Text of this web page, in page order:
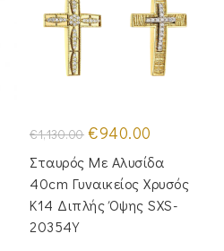
€1,130.00 Original
price
was:
€1,130.00.
€940.00
τιμή
είναι:
€940.00.
Σταυρός Με Αλυσίδα
40cm Γυναικείος Χρυσός
Κ14 Διπλής Όψης SXS-
20354Y